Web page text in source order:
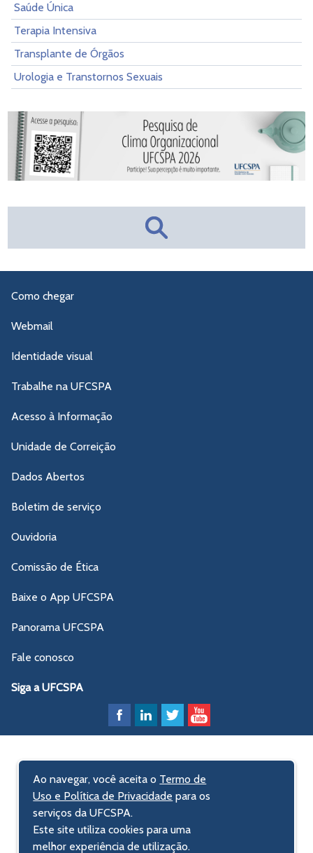
Saúde Única
Terapia Intensiva
Transplante de Órgãos
Urologia e Transtornos Sexuais
Como chegar
Webmail
Identidade visual
Trabalhe na UFCSPA
Acesso à Informação
Unidade de Correição
Dados Abertos
Boletim de serviço
Ouvidoria
Comissão de Ética
Baixe o App UFCSPA
Panorama UFCSPA
Fale conosco
Siga a UFCSPA
Ao navegar, você aceita o Termo de
Uso e Política de Privacidade para os
serviços da UFCSPA.
Este site utiliza cookies para uma
melhor experiência de utilização.